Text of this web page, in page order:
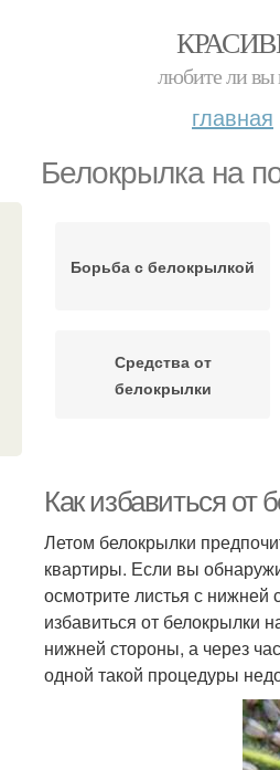
любите ли вы
главная
Белокрылка на
Борьба с белокрылкой
Средства от
белокрылки
Как избавиться от
Летом белокрылки
квартиры. Если вы
осмотрите листья с нижней
избавиться от белокрылки
нижней стороны, а через
одной такой процедуры